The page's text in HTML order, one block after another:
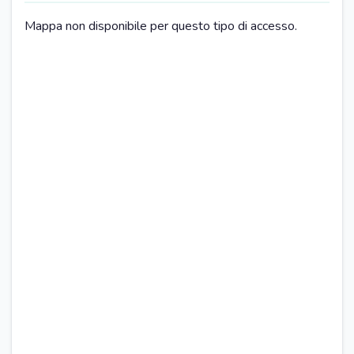
Mappa non disponibile per questo tipo di accesso.